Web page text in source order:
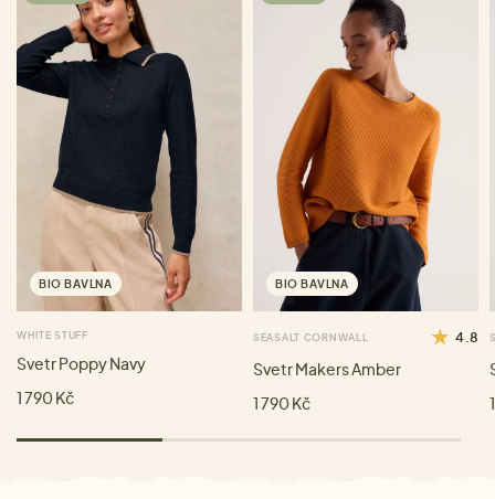
BIO BAVLNA
WHITE STUFF
Svetr Poppy Navy
1 790 Kč
BIO BAVLNA
SEASALT CORNWALL 4.8
Svetr Makers Amber
1 790 Kč